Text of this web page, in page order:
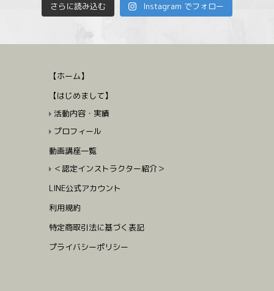
さらに読み込む Instagram でフォロー
【ホーム】
【はじめまして】
活動内容・実績
プロフィール
動画講座一覧
＜認定インストラクター紹介＞
LINE公式アカウント
利用規約
特定商取引法に基づく表記
プライバシーポリシー